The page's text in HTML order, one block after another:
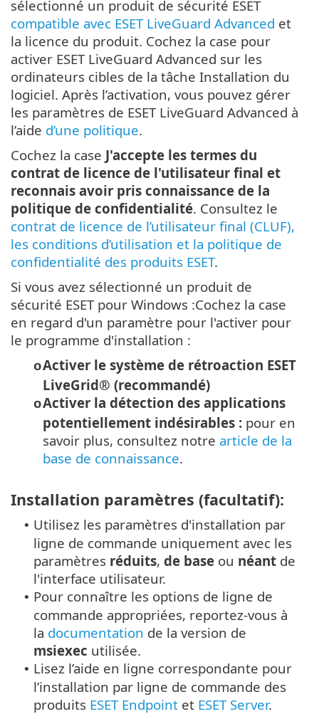
sélectionné un produit de sécurité ESET
compatible avec ESET LiveGuard Advanced et
la licence du produit. Cochez la case pour
activer ESET LiveGuard Advanced sur les
ordinateurs cibles de la tâche Installation du
logiciel. Après l’activation, vous pouvez gérer
les paramètres de ESET LiveGuard Advanced à
l’aide d’une politique.
Cochez la case J'accepte les termes du
contrat de licence de l'utilisateur final et
reconnais avoir pris connaissance de la
politique de confidentialité. Consultez le
contrat de licence de l’utilisateur final (CLUF),
les conditions d’utilisation et la politique de
confidentialité des produits ESET.
Si vous avez sélectionné un produit de
sécurité ESET pour Windows :Cochez la case
en regard d'un paramètre pour l'activer pour
le programme d'installation :
oActiver le système de rétroaction ESET
LiveGrid® (recommandé)
oActiver la détection des applications
potentiellement indésirables : pour en
savoir plus, consultez notre article de la
base de connaissance.
Installation paramètres (facultatif):
• Utilisez les paramètres d'installation par
ligne de commande uniquement avec les
paramètres réduits, de base ou néant de
l'interface utilisateur.
• Pour connaître les options de ligne de
commande appropriées, reportez-vous à
la documentation de la version de
msiexec utilisée.
• Lisez l’aide en ligne correspondante pour
l’installation par ligne de commande des
produits ESET Endpoint et ESET Server.